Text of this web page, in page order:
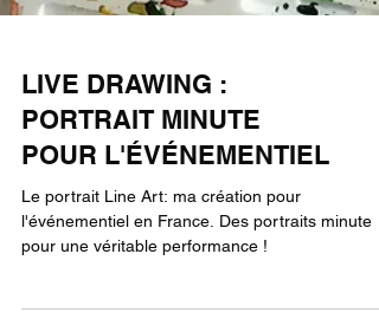
LIVE DRAWING :
POUR L'ÉVÉNEMENTIEL
Le portrait Line Art: ma création pour
pour une véritable performance !